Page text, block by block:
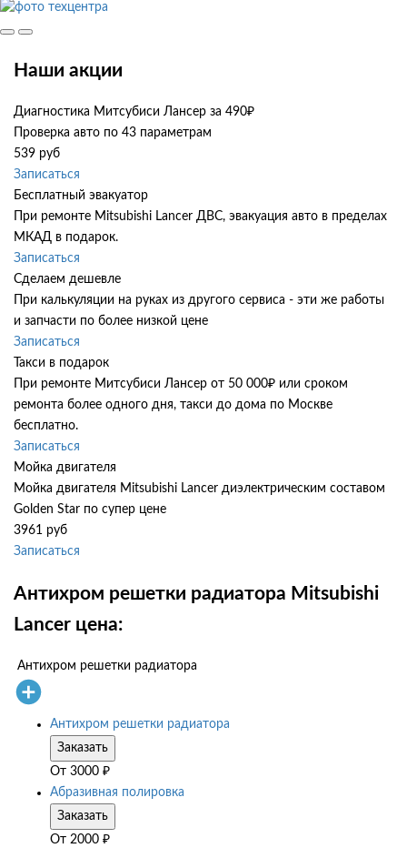
Наши акции
Диагностика Митсубиси Лансер за 490₽
Проверка авто по 43 параметрам
539 руб
Записаться
Бесплатный эвакуатор
При ремонте Mitsubishi Lancer ДВС, эвакуация авто в пределах
МКАД в подарок.
Записаться
Сделаем дешевле
При калькуляции на руках из другого сервиса - эти же работы
и запчасти по более низкой цене
Записаться
Такси в подарок
При ремонте Митсубиси Лансер от 50 000₽ или сроком
ремонта более одного дня, такси до дома по Москве
бесплатно.
Записаться
Мойка двигателя
Мойка двигателя Mitsubishi Lancer диэлектрическим составом
Golden Star по супер цене
3961 руб
Записаться
Антихром решетки радиатора Mitsubishi
Lancer цена:
Антихром решетки радиатора
Антихром решетки радиатора
Заказать
От 3000 ₽
Абразивная полировка
Заказать
От 2000 ₽